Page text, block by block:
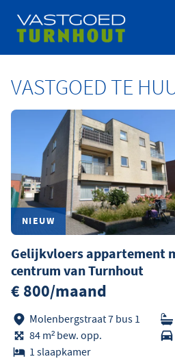
VASTGOED TE
NIEUW
Gelijkvloers appartement
centrum van Turnhout
€ 800/maand
Molenbergstraat 7 bus 1
84 m² bew. opp.
1 slaapkamer